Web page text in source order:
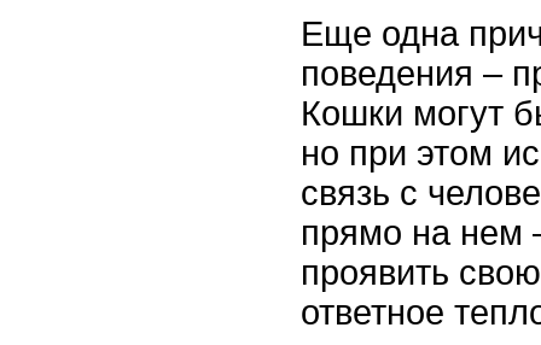
Еще одна
поведения –
Кошки могут
но при этом
связь с
прямо на нем
проявить
ответное